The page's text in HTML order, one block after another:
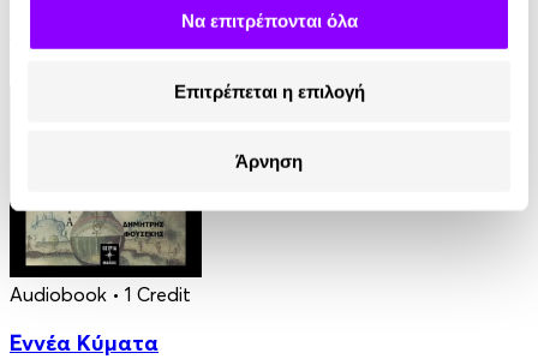
Να επιτρέπονται όλα
Επιτρέπεται η επιλογή
Άρνηση
Βασίλης Τσιαμπούσης
Audiobook • 1 Credit
Εννέα Κύματα